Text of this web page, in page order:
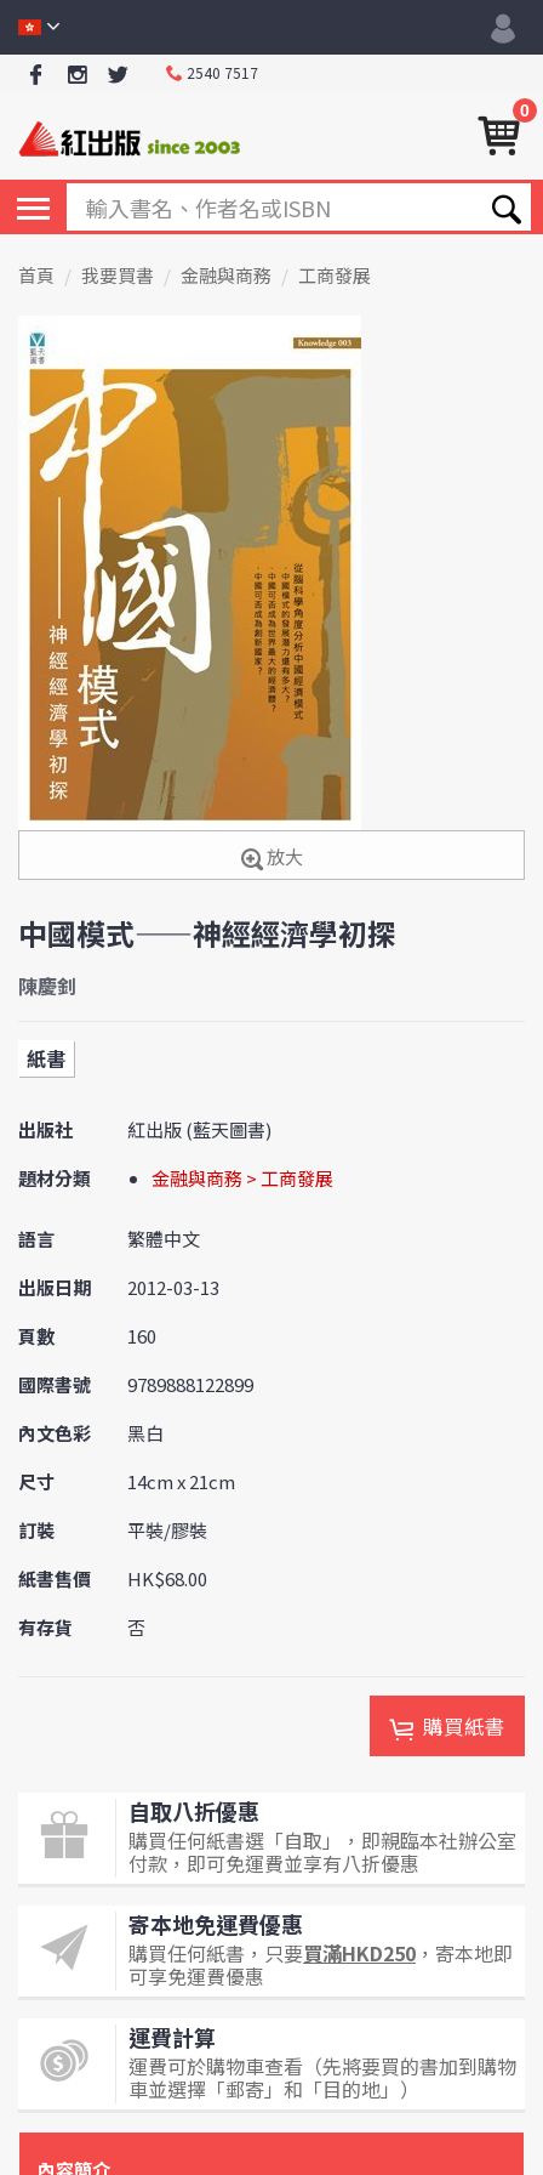
2540 7517
0
首頁 我要買書 金融與商務 工商發展
放大
中國模式——神經經濟學初探
陳慶釗
紙書
出版社
紅出版 (藍天圖書)
題材分類
金融與商務 > 工商發展
語言
繁體中文
出版日期
2012-03-13
頁數
160
國際書號
9789888122899
內文色彩
黑白
尺寸
14cm x 21cm
訂裝
平裝/膠裝
紙書售價
HK$68.00
有存貨
否
購買紙書
自取八折優惠
購買任何紙書選「自取」，即親臨本社辦公室
付款，即可免運費並享有八折優惠
寄本地免運費優惠
購買任何紙書，只要買滿HKD250 ，寄本地即
可享免運費優惠
運費計算
運費可於購物車查看（先將要買的書加到購物
車並選擇「郵寄」和「目的地」）